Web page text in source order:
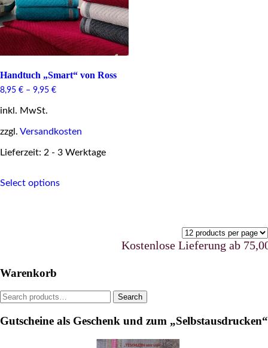
Handtuch „Smart“ von Ross
8,95 € – 9,95 €
inkl. MwSt.
zzgl. Versandkosten
Lieferzeit: 2 - 3 Werktage
Select optionsproduct
the
page
Kostenlose Lieferung ab 75,00
Warenkorb
Search
Search
Gutscheine als Geschenk und zum „Selbstausdrucken“